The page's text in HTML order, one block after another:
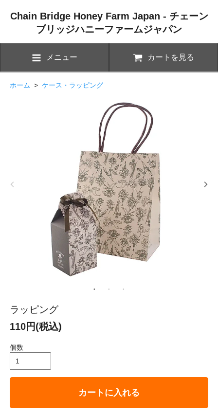
Chain Bridge Honey Farm Japan - チェーン
ブリッジハニーファームジャパン
メニュー カートを見る
ホーム > ケース・ラッピング
ラッピング
110円(税込)
個数
カートに入れる